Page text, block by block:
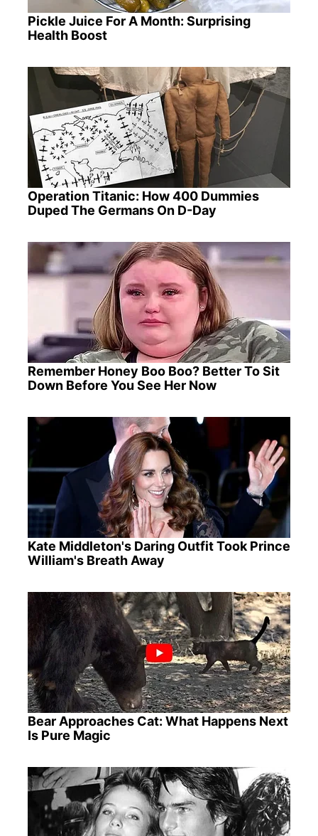
Pickle Juice For A Month: Surprising
Health Boost
Operation Titanic: How 400 Dummies
Duped The Germans On D-Day
Remember Honey Boo Boo? Better To Sit
Down Before You See Her Now
Kate Middleton's Daring Outfit Took Prince
William's Breath Away
Bear Approaches Cat: What Happens Next
Is Pure Magic